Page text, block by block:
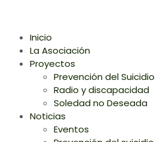
Inicio
La Asociación
Proyectos
Prevención del Suicidio
Radio y discapacidad
Soledad no Deseada
Noticias
Eventos